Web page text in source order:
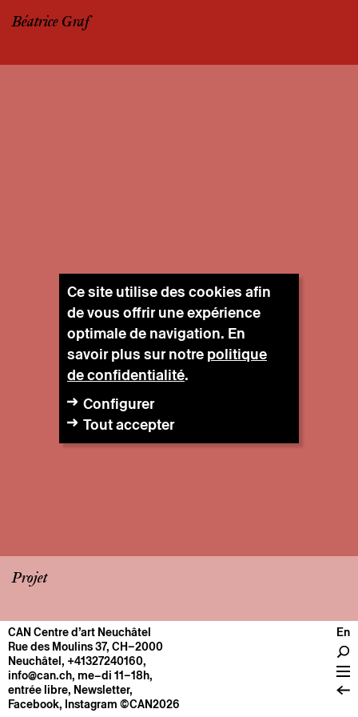
Béatrice Graf
Projet
CENTRE
Infos pratiques
Fonctionnement
À propos
CAN Centre d’art Neuchâtel
Rue des Moulins 37, CH–2000
Neuchâtel, +41327240160,
info@can.ch, me–di 11–18h,
entrée libre, Newsletter,
Facebook, Instagram ©CAN2026
En
Ce site utilise des cookies afin
de vous offrir une expérience
optimale de navigation. En
savoir plus sur notre politique
de confidentialité.
Configurer
Tout accepter